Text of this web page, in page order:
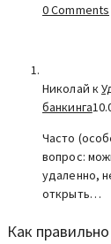
0 Comments
Николай к
банкинга
Часто
вопрос:
удаленно,
открыть…
Как